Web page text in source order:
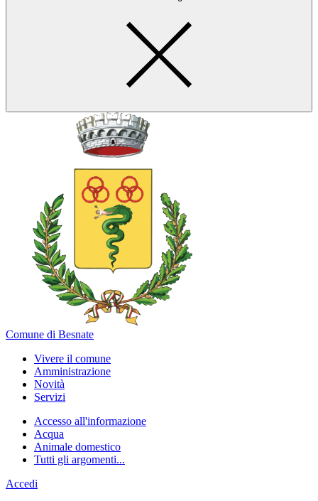
Comune di Besnate
Vivere il comune
Amministrazione
Novità
Servizi
Accesso all'informazione
Acqua
Animale domestico
Tutti gli argomenti...
Accedi